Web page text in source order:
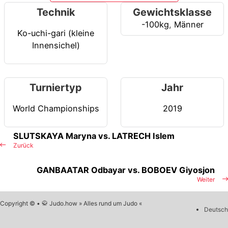
Technik
Ko-uchi-gari (kleine
Innensichel)
Gewichtsklasse
-100kg, Männer
Turniertyp
World Championships
Jahr
2019
Zurück
SLUTSKAYA Maryna vs. LATRECH Islem
Weiter
GANBAATAR Odbayar vs. BOBOEV Giyosjon
Copyright © • 🥋 Judo.how » Alles rund um Judo «
Deutsch